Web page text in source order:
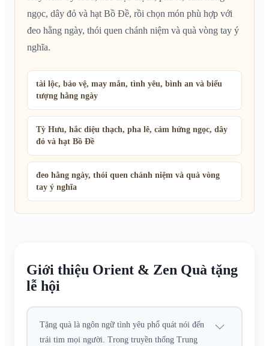
ngọc, dây đỏ và hạt Bồ Đề, rồi chọn món phù hợp với
đeo hằng ngày, thói quen chánh niệm và quà vòng tay ý
nghĩa.
tài lộc, bảo vệ, may mắn, tình yêu, bình an và biểu
tượng hằng ngày
Tỳ Hưu, hắc diệu thạch, pha lê, cảm hứng ngọc, dây
đỏ và hạt Bồ Đề
đeo hằng ngày, thói quen chánh niệm và quà vòng
tay ý nghĩa
Giới thiệu Orient & Zen Quà tặng
lễ hội
Tặng quà là ngôn ngữ tình yêu phổ quát nói đến
trái tim mọi người. Trong truyền thống Trung